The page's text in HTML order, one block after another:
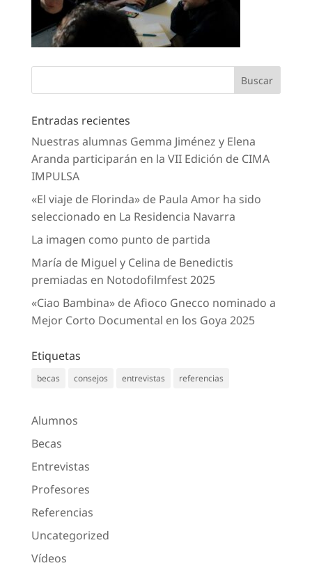
Entradas recientes
Nuestras alumnas Gemma Jiménez y Elena
Aranda participarán en la VII Edición de CIMA
IMPULSA
«El viaje de Florinda» de Paula Amor ha sido
seleccionado en La Residencia Navarra
La imagen como punto de partida
María de Miguel y Celina de Benedictis
premiadas en Notodofilmfest 2025
«Ciao Bambina» de Afioco Gnecco nominado a
Mejor Corto Documental en los Goya 2025
Etiquetas
becas consejos entrevistas referencias
Alumnos
Becas
Entrevistas
Profesores
Referencias
Uncategorized
Vídeos